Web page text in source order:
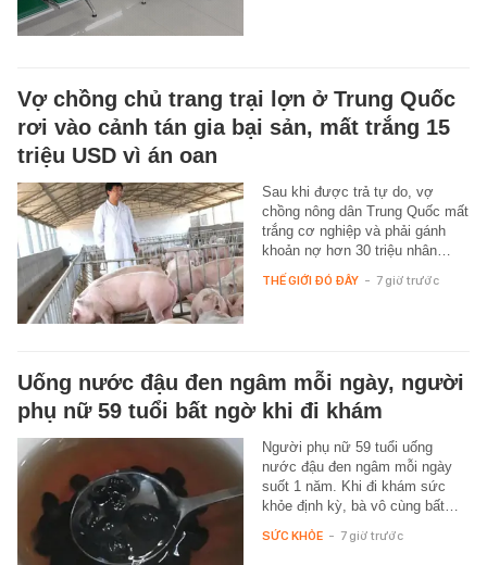
Vợ chồng chủ trang trại lợn ở Trung Quốc
rơi vào cảnh tán gia bại sản, mất trắng 15
triệu USD vì án oan
Sau khi được trả tự do, vợ
chồng nông dân Trung Quốc mất
trắng cơ nghiệp và phải gánh
khoản nợ hơn 30 triệu nhân…
THẾ GIỚI ĐÓ ĐÂY - 7 giờ trước
Uống nước đậu đen ngâm mỗi ngày, người
phụ nữ 59 tuổi bất ngờ khi đi khám
Người phụ nữ 59 tuổi uống
nước đậu đen ngâm mỗi ngày
suốt 1 năm. Khi đi khám sức
khỏe định kỳ, bà vô cùng bất…
SỨC KHỎE - 7 giờ trước